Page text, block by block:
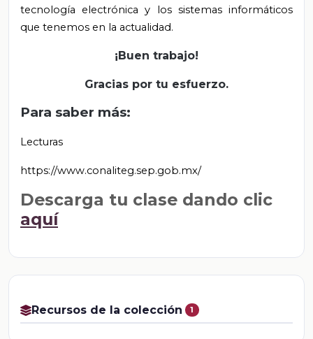
tecnología electrónica y los sistemas informáticos
que tenemos en la actualidad.
¡Buen trabajo!
Gracias por tu esfuerzo.
Para saber más:
Lecturas
https://www.conaliteg.sep.gob.mx/
Descarga tu clase dando clic
aquí
Recursos de la colección 1